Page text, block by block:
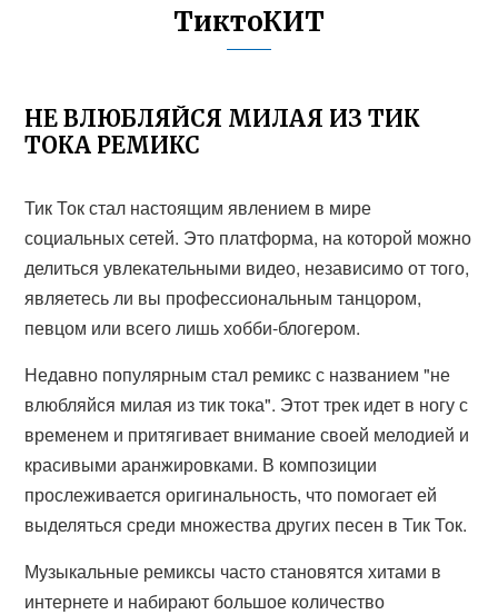
ТиктоКИТ
НЕ ВЛЮБЛЯЙСЯ МИЛАЯ ИЗ ТИК
ТОКА РЕМИКС
Тик Ток стал настоящим явлением в мире
социальных сетей. Это платформа, на которой можно
делиться увлекательными видео, независимо от того,
являетесь ли вы профессиональным танцором,
певцом или всего лишь хобби-блогером.
Недавно популярным стал ремикс с названием "не
влюбляйся милая из тик тока". Этот трек идет в ногу с
временем и притягивает внимание своей мелодией и
красивыми аранжировками. В композиции
прослеживается оригинальность, что помогает ей
выделяться среди множества других песен в Тик Ток.
Музыкальные ремиксы часто становятся хитами в
интернете и набирают большое количество